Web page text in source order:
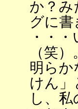
か？み
グに
・・
（笑）
明らか
けん
し、